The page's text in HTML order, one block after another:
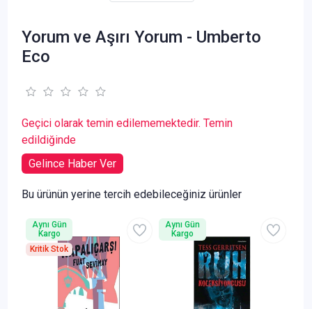
Yorum ve Aşırı Yorum - Umberto
Eco
Geçici olarak temin edilememektedir. Temin
edildiğinde
Gelince Haber Ver
Bu ürünün yerine tercih edebileceğiniz ürünler
Aynı Gün
Kargo
Kritik Stok
Aynı Gün
Kargo